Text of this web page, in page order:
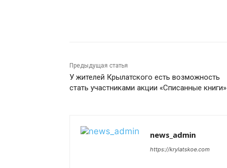
Предыдущая статья
У жителей Крылатского есть возможность
стать участниками акции «Списанные книги»
news_admin
https://krylatskoe.com